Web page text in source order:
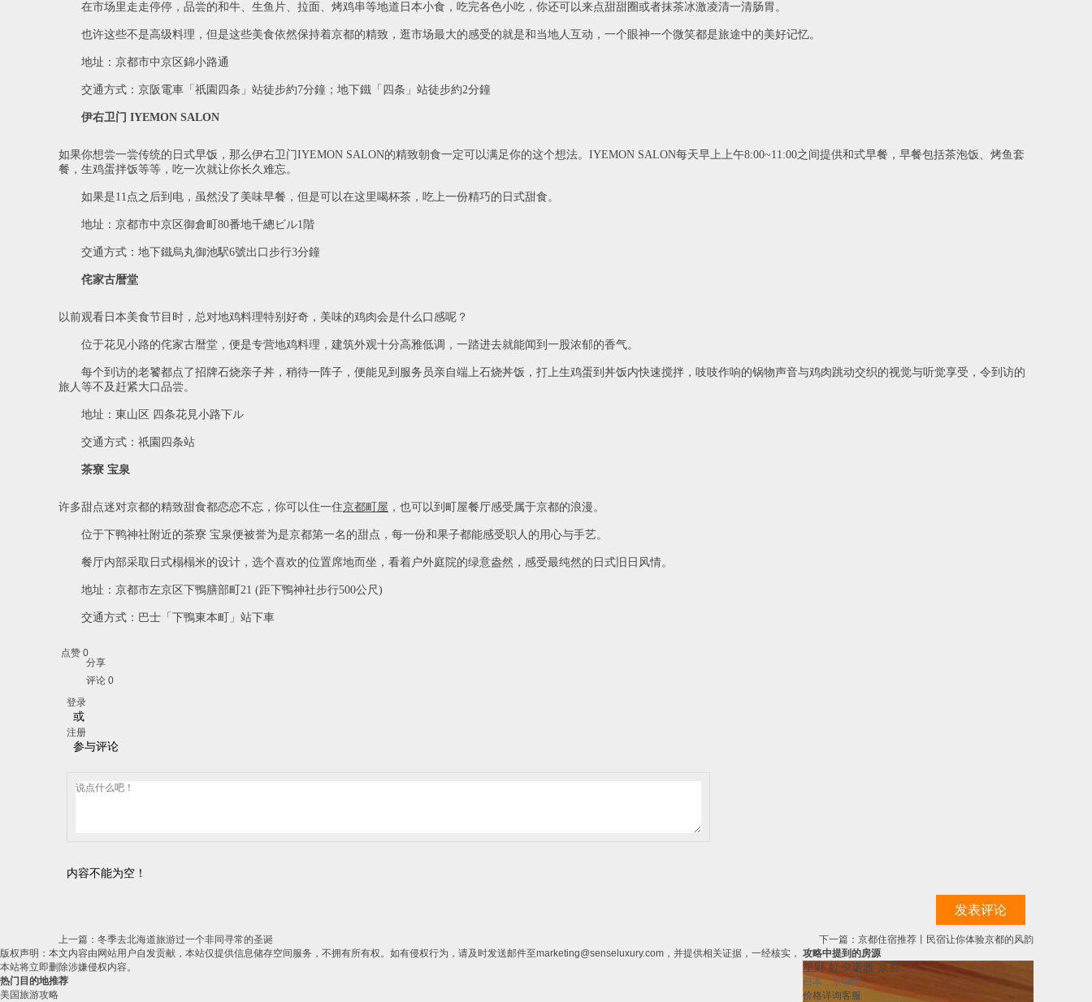
在市场里走走停停，品尝的和牛、生鱼片、拉面、烤鸡串等地道日本小食，吃完各色小吃，你还可以来点甜甜圈或者抹茶冰激凌清一清肠胃。
也许这些不是高级料理，但是这些美食依然保持着京都的精致，逛市场最大的感受的就是和当地人互动，一个眼神一个微笑都是旅途中的美好记忆。
地址：京都市中京区錦小路通
交通方式：京阪電車「祇園四条」站徒步約7分鐘；地下鐵「四条」站徒步約2分鐘
伊右卫门 IYEMON SALON
如果你想尝一尝传统的日式早饭，那么伊右卫门IYEMON SALON的精致朝食一定可以满足你的这个想法。IYEMON SALON每天早上上午8:00~11:00之间提供和式早餐，早餐包括茶泡饭、烤鱼套
餐，生鸡蛋拌饭等等，吃一次就让你长久难忘。
如果是11点之后到电，虽然没了美味早餐，但是可以在这里喝杯茶，吃上一份精巧的日式甜食。
地址：京都市中京区御倉町80番地千總ビル1階
交通方式：地下鐵烏丸御池駅6號出口步行3分鐘
侘家古暦堂
以前观看日本美食节目时，总对地鸡料理特别好奇，美味的鸡肉会是什么口感呢？
位于花见小路的侘家古暦堂，便是专营地鸡料理，建筑外观十分高雅低调，一踏进去就能闻到一股浓郁的香气。
每个到访的老饕都点了招牌石烧亲子丼，稍待一阵子，便能见到服务员亲自端上石烧丼饭，打上生鸡蛋到丼饭内快速搅拌，吱吱作响的锅物声音与鸡肉跳动交织的视觉与听觉享受，令到访的
旅人等不及赶紧大口品尝。
地址：東山区 四条花見小路下ル
交通方式：祇園四条站
茶寮 宝泉
许多甜点迷对京都的精致甜食都恋恋不忘，你可以住一住京都町屋 ，也可以到町屋餐厅感受属于京都的浪漫。
位于下鸭神社附近的茶寮 宝泉便被誉为是京都第一名的甜点，每一份和果子都能感受职人的用心与手艺。
餐厅内部采取日式榻榻米的设计，选个喜欢的位置席地而坐，看着户外庭院的绿意盎然，感受最纯然的日式旧日风情。
地址：京都市左京区下鴨膳部町21 (距下鴨神社步行500公尺)
交通方式：巴士「下鴨東本町」站下車
点赞 0
分享
评论 0
登录
或
注册
参与评论
内容不能为空！
发表评论
上一篇：冬季去北海道旅游过一个非同寻常的圣诞
下一篇：京都住宿推荐丨民宿让你体验京都的风韵
攻略中提到的房源
星野 虹夕诺雅 京都
日本，京都府
价格详询客服
版权声明：本文内容由网站用户自发贡献，本站仅提供信息储存空间服务，不拥有所有权。如有侵权行为，请及时发送邮件至marketing@senseluxury.com，并提供相关证据，一经核实，
本站将立即删除涉嫌侵权内容。
热门目的地推荐
美国旅游攻略